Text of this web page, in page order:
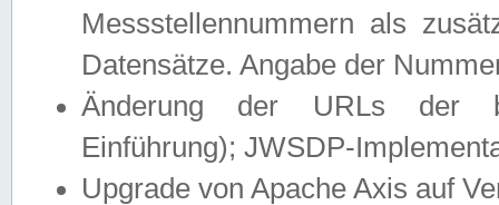
Messstellennummern als
Datensätze. Angabe der
Änderung der URLs der
Einführung); JWSDP-
Upgrade von Apache Axis auf